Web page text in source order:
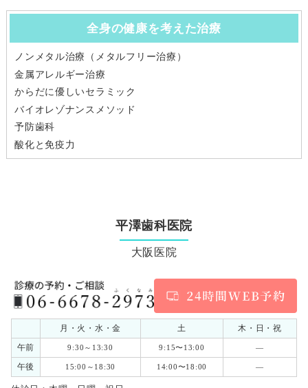
全身の健康を考えた治療
ノンメタル治療（メタルフリー治療）
金属アレルギー治療
からだに優しいセラミック
バイオレゾナンスメソッド
予防歯科
酸化と免疫力
平澤歯科医院
大阪医院
月・火・水・金 土
木・日・祝
午前
9:30～13:30 9:15〜13:00 ―
午後 15:00～18:30 14:00〜18:00 ―